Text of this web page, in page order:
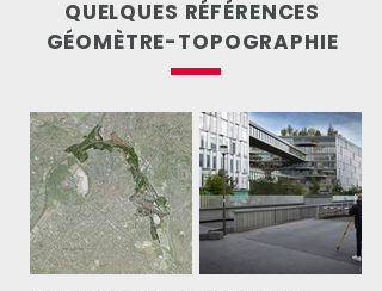
QUELQUES RÉFÉRENCES
GÉOMÈTRE-TOPOGRAPHIE